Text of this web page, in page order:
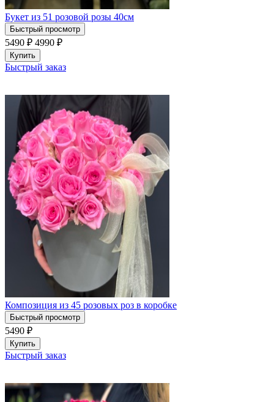
Букет из 51 розовой розы 40см
Быстрый просмотр
5490 ₽ 4990 ₽
Купить
Быстрый заказ
Композиция из 45 розовых роз в коробке
Быстрый просмотр
5490 ₽
Купить
Быстрый заказ